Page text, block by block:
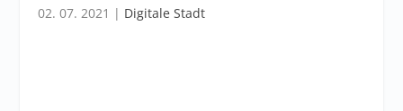
02. 07. 2021 | Digitale Stadt